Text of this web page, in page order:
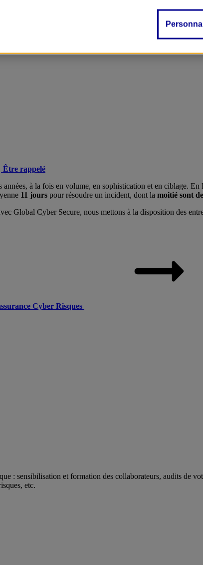
Être rappelé
à la fois en volume, en sophistication et en ciblage.
11 jours pour résoudre un incident, dont la moitié sont
Global Cyber Secure, nous mettons à la disposition des
Cyber Risques
: sensibilisation et formation des collaborateurs, audits de
etc.